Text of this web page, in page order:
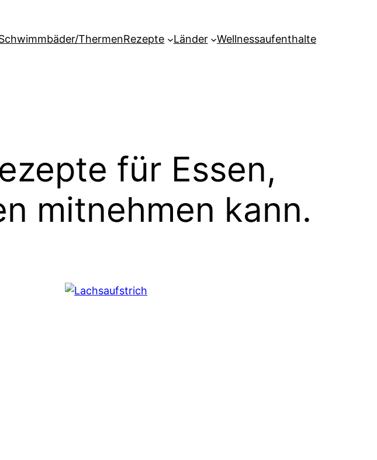
ThermenRezepte Länder Wellnessaufenthalte
für Essen,
mitnehmen kann.